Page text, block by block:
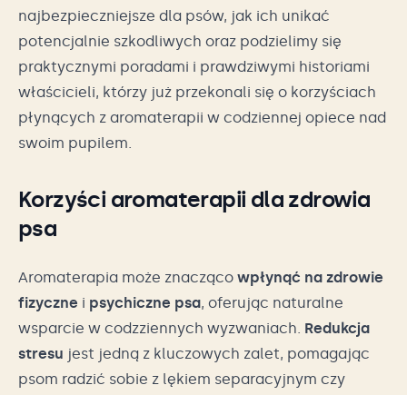
najbezpieczniejsze dla psów, jak ich unikać
potencjalnie szkodliwych oraz podzielimy się
praktycznymi poradami i prawdziwymi historiami
właścicieli, którzy już przekonali się o korzyściach
płynących z aromaterapii w codziennej opiece nad
swoim pupilem.
Korzyści aromaterapii dla zdrowia
psa
Aromaterapia może znacząco wpłynąć na zdrowie
fizyczne i psychiczne psa, oferując naturalne
wsparcie w codzziennych wyzwaniach. Redukcja
stresu jest jedną z kluczowych zalet, pomagając
psom radzić sobie z lękiem separacyjnym czy